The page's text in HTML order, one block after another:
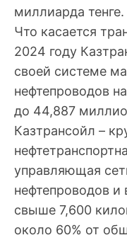
миллиарда тенге.
Что касается
2024 году
своей системе
нефтепроводов
до 44,887
Казтрансойл –
управляющая
нефтепроводов
свыше 7,600
около 60% от